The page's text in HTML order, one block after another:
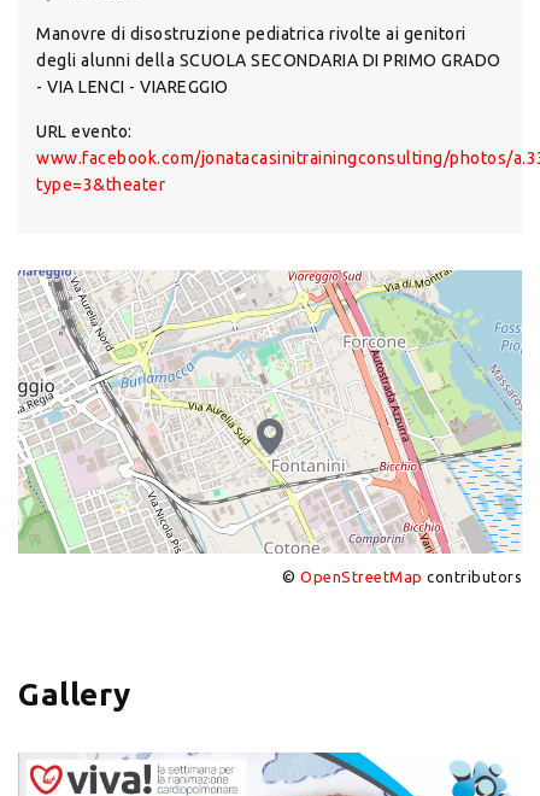
Manovre di disostruzione pediatrica rivolte ai genitori
degli alunni della SCUOLA SECONDARIA DI PRIMO GRADO
- VIA LENCI - VIAREGGIO
URL evento:
www.facebook.com/jonatacasinitrainingconsulting/photos/
type=3&theater
© OpenStreetMap contributors
Gallery